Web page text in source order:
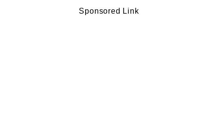
Sponsored Link